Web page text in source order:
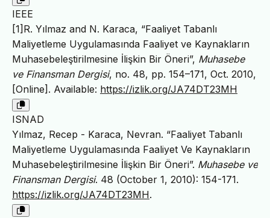
IEEE
[1]R. Yılmaz and N. Karaca, “Faaliyet Tabanlı
Maliyetleme Uygulamasında Faaliyet ve Kaynakların
Muhasebeleştirilmesine İlişkin Bir Öneri”, Muhasebe
ve Finansman Dergisi, no. 48, pp. 154–171, Oct. 2010,
[Online]. Available: https://izlik.org/JA74DT23MH
ISNAD
Yılmaz, Recep - Karaca, Nevran. “Faaliyet Tabanlı
Maliyetleme Uygulamasında Faaliyet Ve Kaynakların
Muhasebeleştirilmesine İlişkin Bir Öneri”. Muhasebe ve
Finansman Dergisi. 48 (October 1, 2010): 154-171.
https://izlik.org/JA74DT23MH.